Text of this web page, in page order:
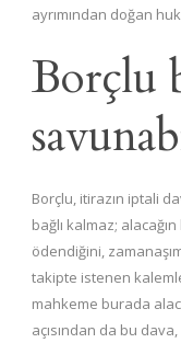
ayrımından doğan
Borçlu
Borçlu, itirazın iptali
bağlı kalmaz;
ödendiğini,
takipte istenen
mahkeme burada
açısından da bu